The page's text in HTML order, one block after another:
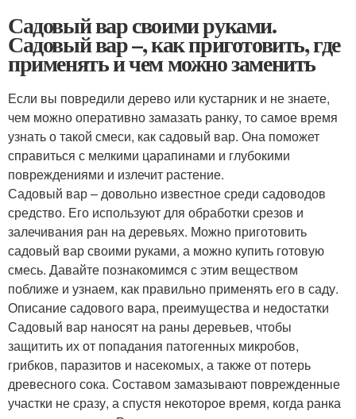
Садовый вар своими руками.
Садовый вар –, как приготовить, где
применять и чем можно заменить
Если вы повредили дерево или кустарник и не знаете,
чем можно оперативно замазать ранку, то самое время
узнать о такой смеси, как садовый вар. Она поможет
справиться с мелкими царапинами и глубокими
повреждениями и излечит растение.
Садовый вар – довольно известное среди садоводов
средство. Его используют для обработки срезов и
залечивания ран на деревьях. Можно приготовить
садовый вар своими руками, а можно купить готовую
смесь. Давайте познакомимся с этим веществом
поближе и узнаем, как правильно применять его в саду.
Описание садового вара, преимущества и недостатки
Садовый вар наносят на раны деревьев, чтобы
защитить их от попадания патогенных микробов,
грибков, паразитов и насекомых, а также от потерь
древесного сока. Составом замазывают поврежденные
участки не сразу, а спустя некоторое время, когда ранка